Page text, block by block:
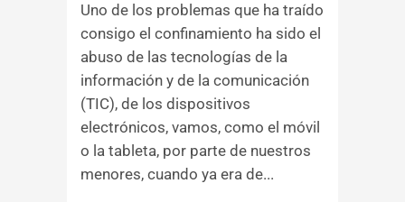
Uno de los problemas que ha traído
consigo el confinamiento ha sido el
abuso de las tecnologías de la
información y de la comunicación
(TIC), de los dispositivos
electrónicos, vamos, como el móvil
o la tableta, por parte de nuestros
menores, cuando ya era de...